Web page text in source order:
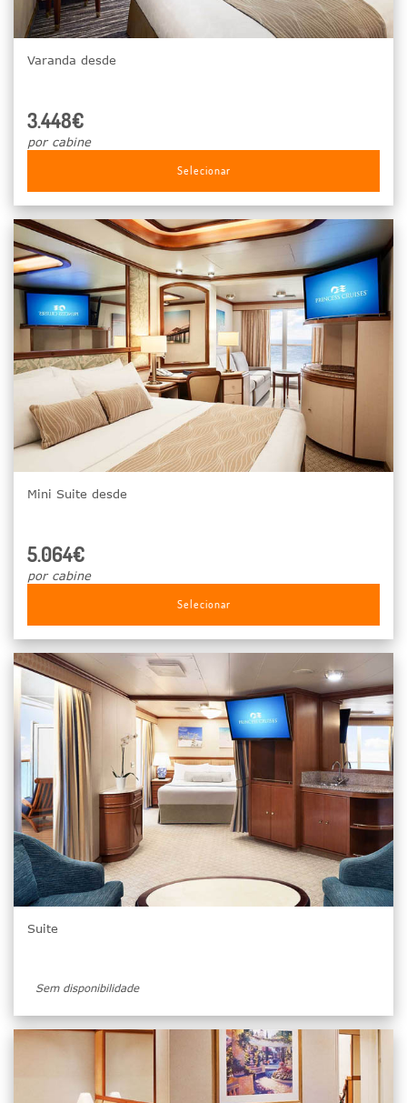
Varanda desde
3.448€
por cabine
Selecionar
Mini Suite desde
5.064€
por cabine
Selecionar
Suite
Sem disponibilidade